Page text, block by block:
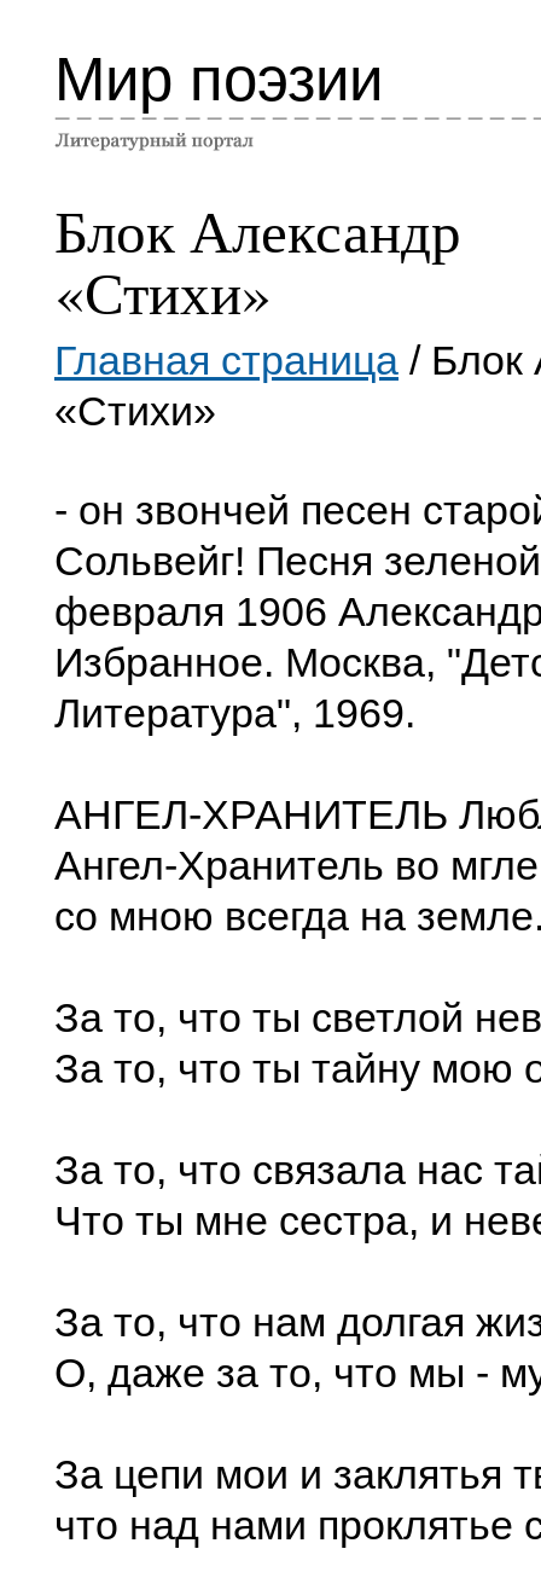
Мир поэзии
Блок Александр
«Стихи»
Главная страница / Блок
«Стихи»
- он звончей песен
Сольвейг! Песня
февраля 1906
Избранное. Москва,
Литература", 1969.
АНГЕЛ-ХРАНИТЕЛЬ
Ангел-Хранитель во
со мною всегда на
За то, что ты светлой
За то, что ты тайну мою
За то, что связала нас
Что ты мне сестра, и
За то, что нам долгая
О, даже за то, что мы -
За цепи мои и заклятья
что над нами проклятье